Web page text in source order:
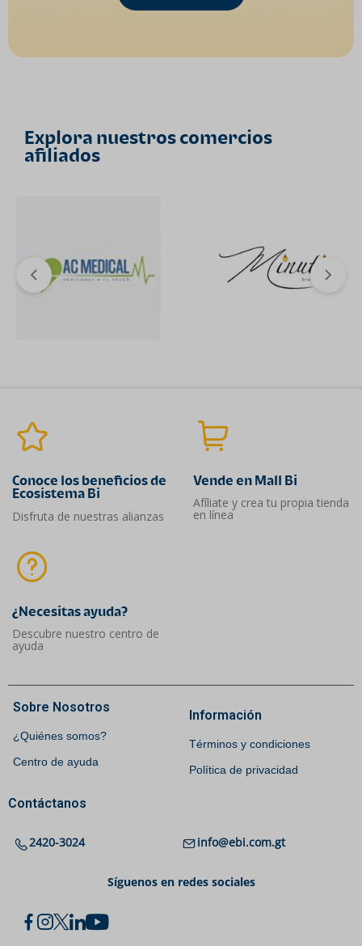
Explora nuestros comercios
afiliados
Conoce los beneficios de
Ecosistema Bi
Disfruta de nuestras alianzas
Vende en Mall Bi
Afíliate y crea tu propia tienda
en línea
¿Necesitas ayuda?​
Descubre nuestro centro de
ayuda
Sobre Nosotros
¿Quiénes somos?
Centro de ayuda
Información
Términos y condiciones
Política de privacidad
Contáctanos
2420-3024 info@ebi.com.gt
Síguenos en redes sociales